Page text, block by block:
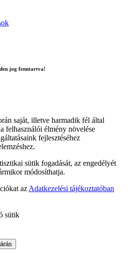
jog fenntartva!
saját, illetve harmadik fél által
felhasználói élmény növelése
fejlesztéséhez
sütik fogadását, az engedélyét
módosíthatja.
az Adatkezelési tájékoztatóban
sütik